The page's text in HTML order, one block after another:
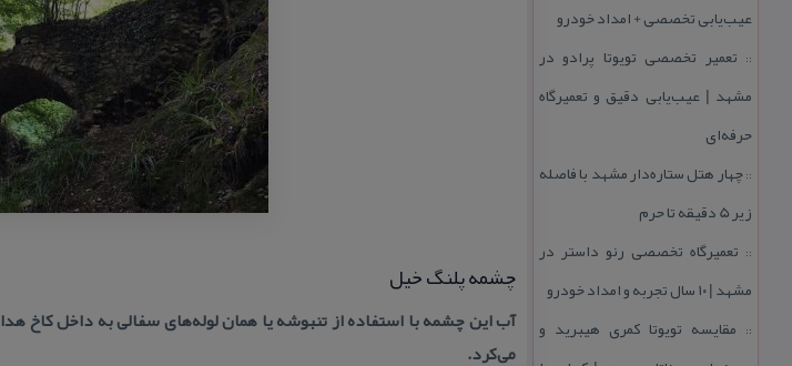
عیب‌یابی تخصصی + امداد خودرو
:: تعمیر تخصصی تویوتا پرادو در
مشهد | عیب‌یابی دقیق و تعمیرگاه
حرفه‌ای
::چهار هتل‌ ستاره‌دار مشهد با فاصله
زیر 5 دقیقه تا حرم
:: تعمیرگاه تخصصی رنو داستر در
مشهد | ۱۰ سال تجربه و امداد خودرو
:: مقایسه تویوتا كمری هیبرید و
چشمه پلنگ خیل
آب این چشمه با استفاده از تنبوشه یا همان لوله‌های سفالی به داخل
می‌كرد.